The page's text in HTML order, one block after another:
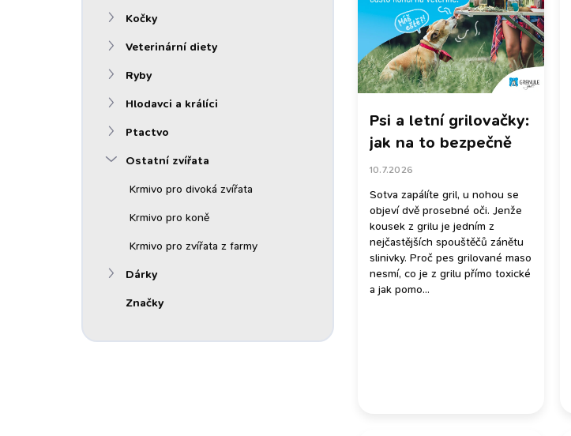
Kočky
Veterinární diety
Ryby
Hlodavci a králíci
Ptactvo
Ostatní zvířata
Krmivo pro divoká zvířata
Krmivo pro koně
Krmivo pro zvířata z farmy
Dárky
Značky
s
č
á
n
k
Psi a letní grilovačky:
jak na to bezpečně
10.7.2026
Sotva zapálíte gril, u nohou se
objeví dvě prosebné oči. Jenže
kousek z grilu je jedním z
nejčastějších spouštěčů zánětu
slinivky. Proč pes grilované maso
nesmí, co je z grilu přímo toxické
a jak pomo...